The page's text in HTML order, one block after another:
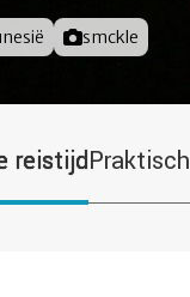
Foto door
smckle
reistijdPraktisch